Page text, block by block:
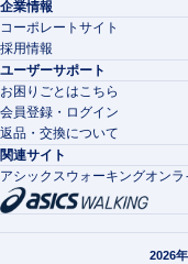
企業情報
コーポレートサイト
採用情報
ユーザーサポート
お困りごとはこちら
会員登録・ログイン
返品・交換について
関連サイト
アシックスウォーキングオンラ
2026